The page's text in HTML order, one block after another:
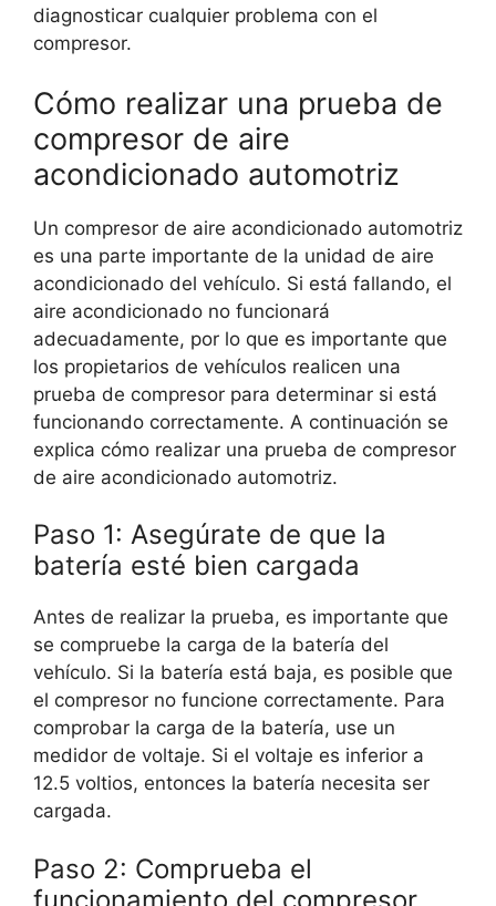
diagnosticar cualquier problema con el
compresor.
Cómo realizar una prueba de
compresor de aire
acondicionado automotriz
Un compresor de aire acondicionado automotriz
es una parte importante de la unidad de aire
acondicionado del vehículo. Si está fallando, el
aire acondicionado no funcionará
adecuadamente, por lo que es importante que
los propietarios de vehículos realicen una
prueba de compresor para determinar si está
funcionando correctamente. A continuación se
explica cómo realizar una prueba de compresor
de aire acondicionado automotriz.
Paso 1: Asegúrate de que la
batería esté bien cargada
Antes de realizar la prueba, es importante que
se compruebe la carga de la batería del
vehículo. Si la batería está baja, es posible que
el compresor no funcione correctamente. Para
comprobar la carga de la batería, use un
medidor de voltaje. Si el voltaje es inferior a
12.5 voltios, entonces la batería necesita ser
cargada.
Paso 2: Comprueba el
funcionamiento del compresor